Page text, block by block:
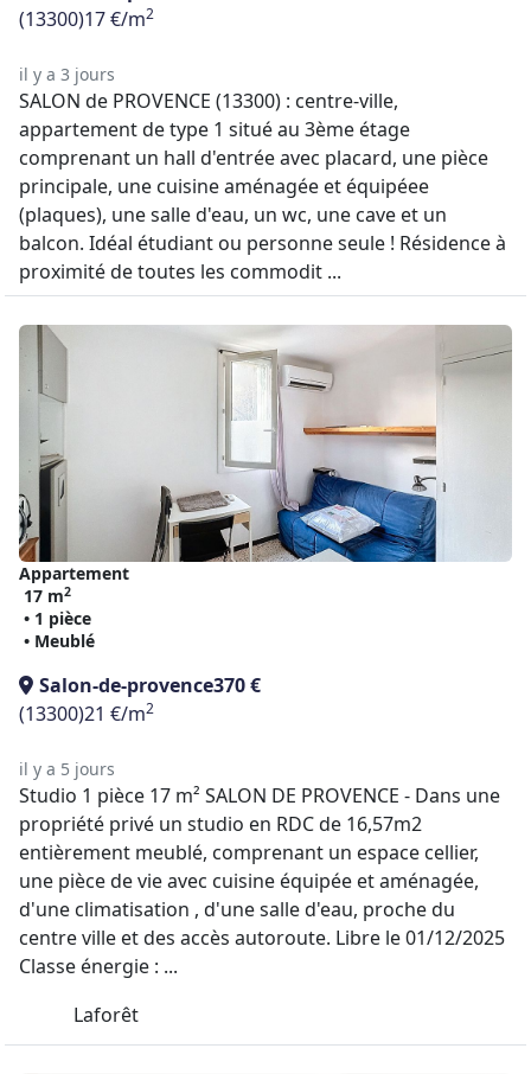
(13300)17 €/m2
il y a 3 jours
SALON de PROVENCE (13300) : centre-ville,
appartement de type 1 situé au 3ème étage
comprenant un hall d'entrée avec placard, une pièce
principale, une cuisine aménagée et équipéee
(plaques), une salle d'eau, un wc, une cave et un
balcon. Idéal étudiant ou personne seule ! Résidence à
proximité de toutes les commodit ...
Appartement
17 m2
• 1 pièce
• Meublé
Salon-de-provence370 €
(13300)21 €/m2
il y a 5 jours
Studio 1 pièce 17 m² SALON DE PROVENCE - Dans une
propriété privé un studio en RDC de 16,57m2
entièrement meublé, comprenant un espace cellier,
une pièce de vie avec cuisine équipée et aménagée,
d'une climatisation , d'une salle d'eau, proche du
centre ville et des accès autoroute. Libre le 01/12/2025
Classe énergie : ...
Laforêt